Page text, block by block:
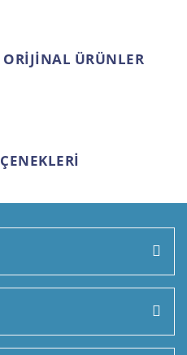
ORİJİNAL ÜRÜNLER